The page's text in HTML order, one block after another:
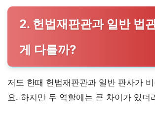
2. 헌법재판관과 일반 법
게 다를까?
저도 한때 헌법재판관과 일반 판사가
요. 하지만 두 역할에는 큰 차이가 있더